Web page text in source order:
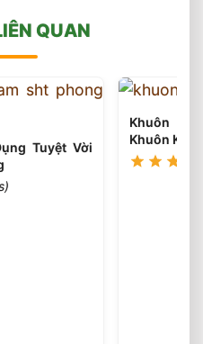
QUAN
Tuyệt Vời
Khuôn
Khuôn Kép